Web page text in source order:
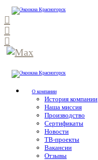
О компании
История компании
Наша миссия
Производство
Сертификаты
Новости
ТВ-проекты
Вакансии
Отзывы